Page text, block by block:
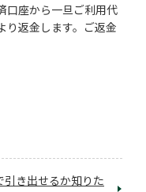
口座から一旦ご利用代
り返金します。ご返金
き出せるか知りた